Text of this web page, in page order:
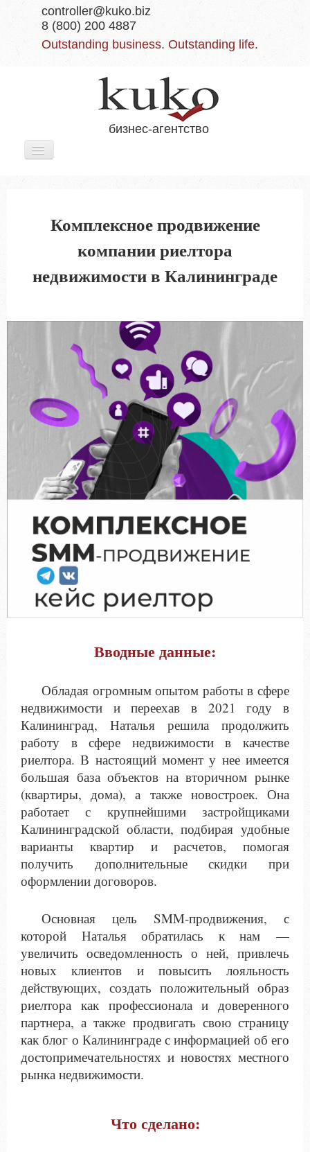
controller@kuko.biz
8 (800) 200 4887
Outstanding business. Outstanding life.
бизнес-агентство
Включить/
выключить
Услуги
Отзывы
О нас
Блог
Бизнес-рум
Контакты
Комплексное продвижение и развитие
вашего бизнеса!
Комплексное продвижение
компании риелтора
недвижимости в Калининграде
Вводные данные:
Обладая огромным опытом работы в сфере
недвижимости и переехав в 2021 году в
Калининград, Наталья решила продолжить
работу в сфере недвижимости в качестве
риелтора. В настоящий момент у нее имеется
большая база объектов на вторичном рынке
(квартиры, дома), а также новостроек. Она
работает с крупнейшими застройщиками
Калининградской области, подбирая удобные
варианты квартир и расчетов, помогая
получить дополнительные скидки при
оформлении договоров.
Основная цель SMM-продвижения, с
которой Наталья обратилась к нам —
увеличить осведомленность о ней, привлечь
новых клиентов и повысить лояльность
действующих, создать положительный образ
риелтора как профессионала и доверенного
партнера, а также продвигать свою страницу
как блог о Калининграде с информацией об его
достопримечательностях и новостях местного
рынка недвижимости.
Что сделано: